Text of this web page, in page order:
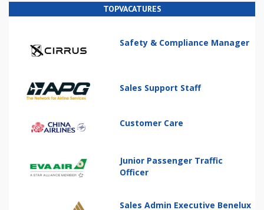
TOPVACATURES
Safety & Compliance Manager
Sales Support Staff
Customer Care
Junior Passenger Traffic
Officer
Sales Admin Executive Benelux